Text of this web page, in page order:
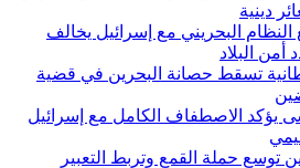
دينية
النظام البحريني مع إسرائيل يخالف
أمن البلاد
تسقط حصانة البحرين في قضية
يؤكد الاصطفاف الكامل مع إسرائيل
توسع حملة القمع وتربط التعبير